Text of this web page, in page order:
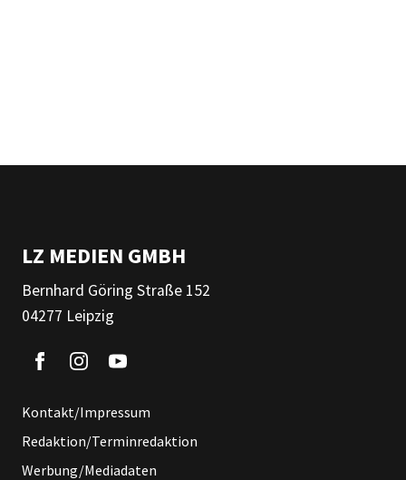
LZ MEDIEN GMBH
Bernhard Göring Straße 152
04277 Leipzig
Kontakt/Impressum
Redaktion/Terminredaktion
Werbung/Mediadaten